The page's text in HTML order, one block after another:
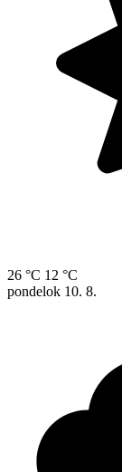
26 °C 12 °C
pondelok 10. 8.